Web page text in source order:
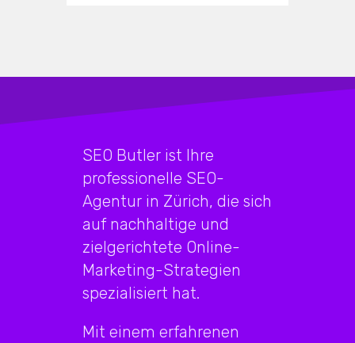
SEO Butler ist Ihre
professionelle SEO-
Agentur in Zürich, die sich
auf nachhaltige und
zielgerichtete Online-
Marketing-Strategien
spezialisiert hat.
Mit einem erfahrenen